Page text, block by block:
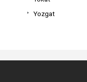
Yozgat